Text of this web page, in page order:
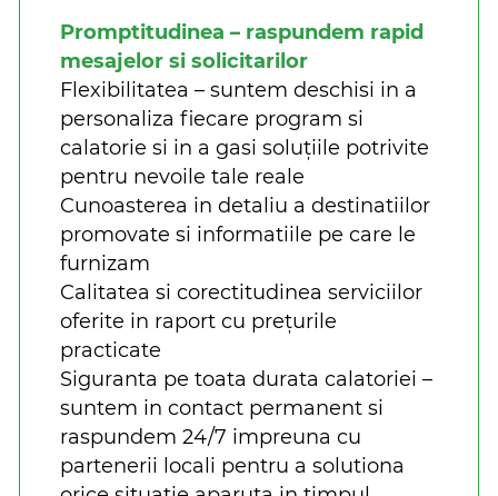
Promptitudinea – raspundem rapid
mesajelor si solicitarilor
Flexibilitatea – suntem deschisi in a
personaliza fiecare program si
calatorie si in a gasi soluțiile potrivite
pentru nevoile tale reale
Cunoasterea in detaliu a destinatiilor
promovate si informatiile pe care le
furnizam
Calitatea si corectitudinea serviciilor
oferite in raport cu prețurile
practicate
Siguranta pe toata durata calatoriei –
suntem in contact permanent si
raspundem 24/7 impreuna cu
partenerii locali pentru a solutiona